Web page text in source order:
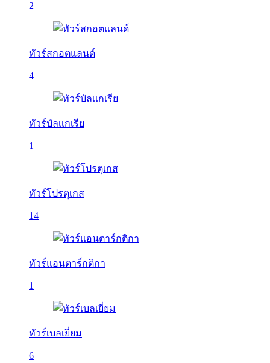
2
ทัวร์สกอตแลนด์
4
ทัวร์บัลเเกเรีย
1
ทัวร์โปรตุเกส
14
ทัวร์แอนตาร์กติกา
1
ทัวร์เบลเยี่ยม
6